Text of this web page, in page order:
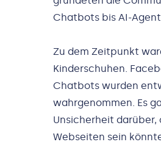
Chatbots bis AI-
Zu dem Zeitpunkt
Kinderschuhen.
Chatbots wurden
wahrgenommen. Es
Unsicherheit
Webseiten sein